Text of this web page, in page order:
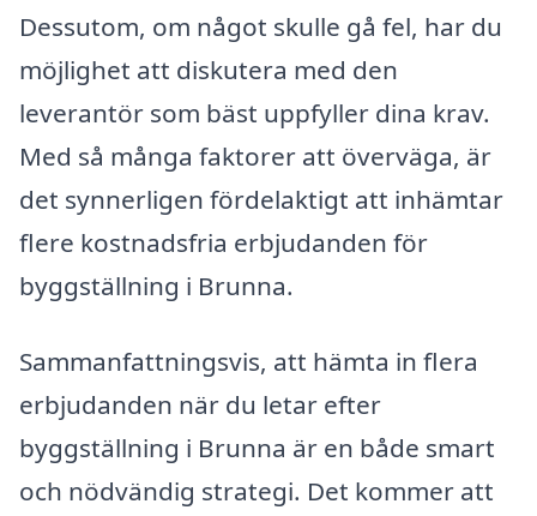
Dessutom, om något skulle gå fel, har du
möjlighet att diskutera med den
leverantör som bäst uppfyller dina krav.
Med så många faktorer att överväga, är
det synnerligen fördelaktigt att inhämtar
flere kostnadsfria erbjudanden för
byggställning i Brunna.
Sammanfattningsvis, att hämta in flera
erbjudanden när du letar efter
byggställning i Brunna är en både smart
och nödvändig strategi. Det kommer att